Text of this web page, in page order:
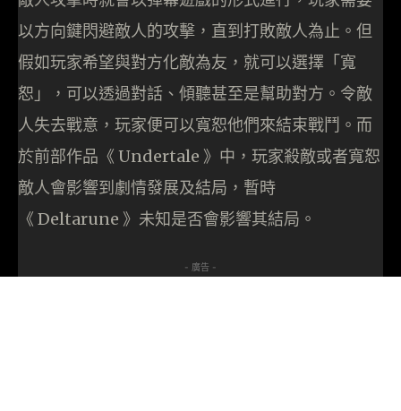
以方向鍵閃避敵人的攻擊，直到打敗敵人為止。但
假如玩家希望與對方化敵為友，就可以選擇「寬
恕」，可以透過對話、傾聽甚至是幫助對方。令敵
人失去戰意，玩家便可以寬恕他們來結束戰鬥。而
於前部作品《 Undertale 》中，玩家殺敵或者寬恕
敵人會影響到劇情發展及結局，暫時
《 Deltarune 》未知是否會影響其結局。
- 廣告 -